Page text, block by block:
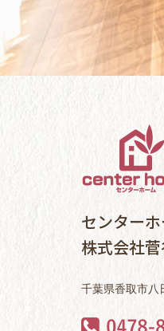
センター
株式会社
千葉県香取市八